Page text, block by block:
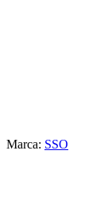
Marca: SSO